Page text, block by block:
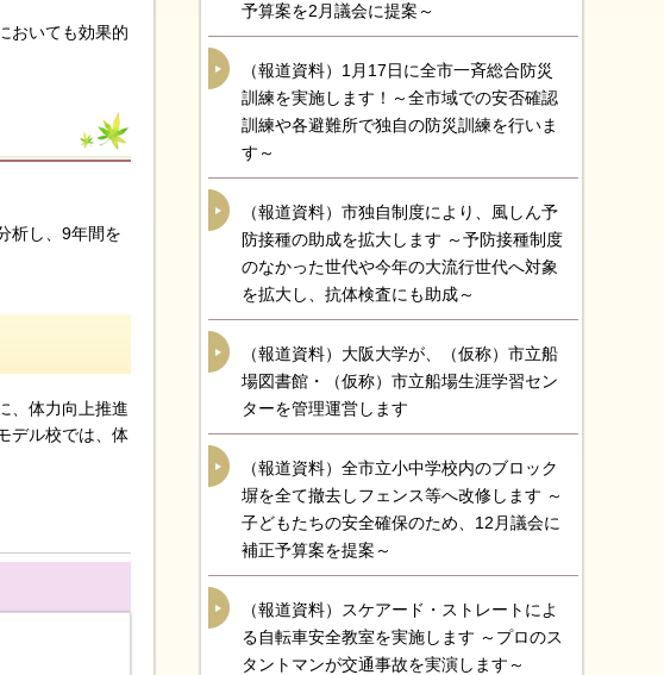
おいても効果的
析し、9年間を
、体力向上推進
デル校では、体
予算案を2月議会に提案～
（報道資料）1月17日に全市一斉総合防災
訓練を実施します！～全市域での安否確認
訓練や各避難所で独自の防災訓練を行いま
す～
（報道資料）市独自制度により、風しん予
防接種の助成を拡大します ～予防接種制度
のなかった世代や今年の大流行世代へ対象
を拡大し、抗体検査にも助成～
（報道資料）大阪大学が、（仮称）市立船
場図書館・（仮称）市立船場生涯学習セン
ターを管理運営します
（報道資料）全市立小中学校内のブロック
塀を全て撤去しフェンス等へ改修します ～
子どもたちの安全確保のため、12月議会に
補正予算案を提案～
（報道資料）スケアード・ストレートによ
る自転車安全教室を実施します ～プロのス
タントマンが交通事故を実演します～